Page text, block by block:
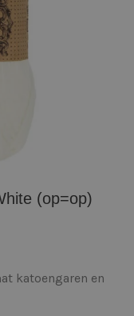
(op=op)
katoengaren en